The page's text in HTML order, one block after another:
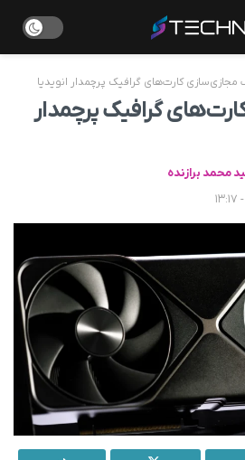
مجازی‌سازی کارت‌های گرافیک پرچمدار انویدیا
گرافیک پرچمدار
محمد برازنده